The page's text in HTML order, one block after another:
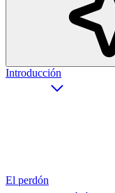
Introducción
El perdón